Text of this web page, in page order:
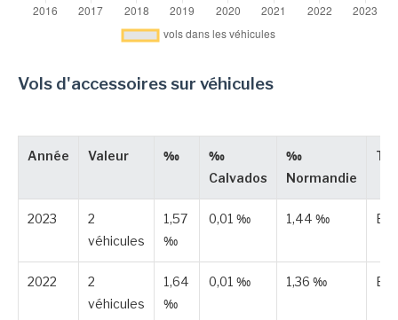
Vols d'accessoires sur véhicules
Année Valeur ‰
‰
Calvados
‰
Normandie
2023
2
véhicules
1,57
‰
0,01 ‰ 1,44 ‰
2022
2
véhicules
1,64
‰
0,01 ‰ 1,36 ‰